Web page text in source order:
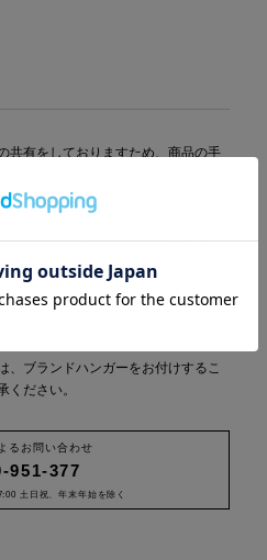
共有をしておりますため、商品の手
で予めご了承ください。
客様の在庫は30分間確保されます
はなりませんのでご注意ください。
ますのでお早めにレジにお進み下さ
、ブランドハンガーをお付けするこ
ださい。
るお問い合わせ
951-377
土日祝、年末年始を除く